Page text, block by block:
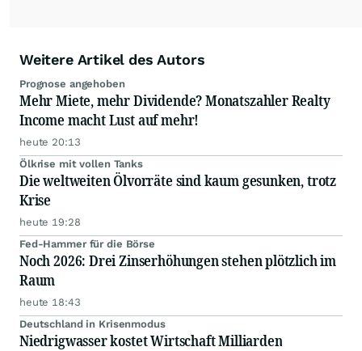
Weitere Artikel des Autors
Prognose angehoben
Mehr Miete, mehr Dividende? Monatszahler Realty
Income macht Lust auf mehr!
heute 20:13
Ölkrise mit vollen Tanks
Die weltweiten Ölvorräte sind kaum gesunken, trotz
Krise
heute 19:28
Fed-Hammer für die Börse
Noch 2026: Drei Zinserhöhungen stehen plötzlich im
Raum
heute 18:43
Deutschland in Krisenmodus
Niedrigwasser kostet Wirtschaft Milliarden